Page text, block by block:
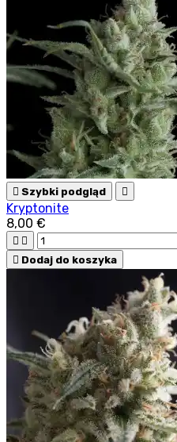
 Szybki podgląd 
Kryptonite
8,00 €
 
 Dodaj do koszyka